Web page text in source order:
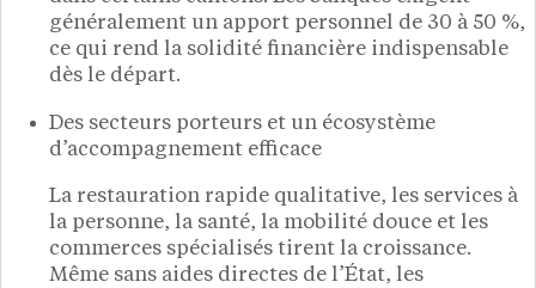
généralement un apport personnel de 30 à 50 %,
ce qui rend la solidité financière indispensable
dès le départ.
Des secteurs porteurs et un écosystème
d’accompagnement efficace
La restauration rapide qualitative, les services à
la personne, la santé, la mobilité douce et les
commerces spécialisés tirent la croissance.
Même sans aides directes de l’État, les